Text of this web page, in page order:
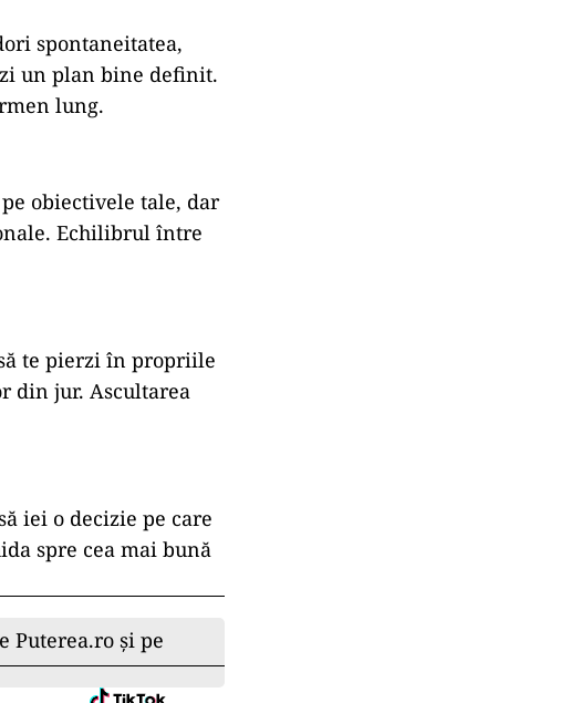
spontaneitatea,
un plan bine definit.
lung.
obiectivele tale, dar
Echilibrul între
te pierzi în propriile
din jur. Ascultarea
iei o decizie pe care
spre cea mai bună
Puterea.ro și pe